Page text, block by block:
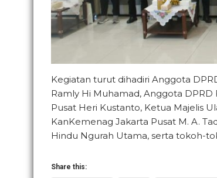
Kegiatan turut dihadiri Anggota
Ramly Hi Muhamad, Anggota
Pusat Heri Kustanto, Ketua Majelis
KanKemenag Jakarta Pusat M. A.
Hindu Ngurah Utama, serta tokoh-
Share this: